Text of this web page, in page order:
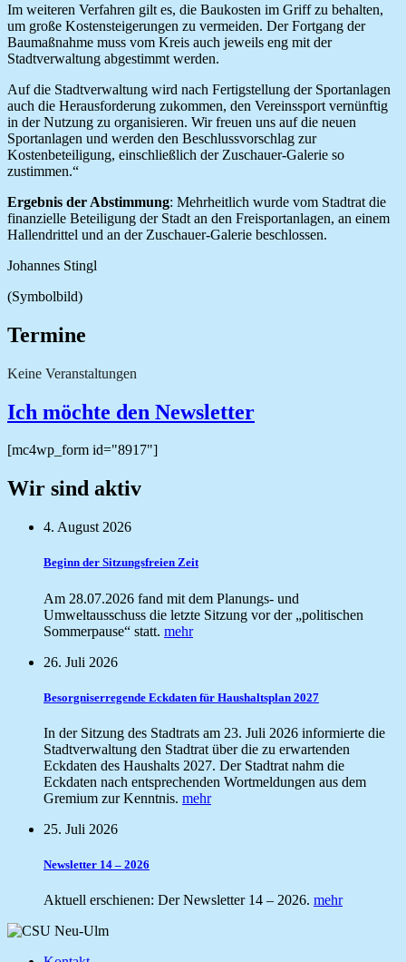
Im weiteren Verfahren gilt es, die Baukosten im Griff zu behalten,
um große Kostensteigerungen zu vermeiden. Der Fortgang der
Baumaßnahme muss vom Kreis auch jeweils eng mit der
Stadtverwaltung abgestimmt werden.
Auf die Stadtverwaltung wird nach Fertigstellung der Sportanlagen
auch die Herausforderung zukommen, den Vereinssport vernünftig
in der Nutzung zu organisieren. Wir freuen uns auf die neuen
Sportanlagen und werden den Beschlussvorschlag zur
Kostenbeteiligung, einschließlich der Zuschauer-Galerie so
zustimmen.“
Ergebnis der Abstimmung: Mehrheitlich wurde vom Stadtrat die
finanzielle Beteiligung der Stadt an den Freisportanlagen, an einem
Hallendrittel und an der Zuschauer-Galerie beschlossen.
Johannes Stingl
(Symbolbild)
Termine
Keine Veranstaltungen
Ich möchte den Newsletter
[mc4wp_form id="8917"]
Wir sind aktiv
4. August 2026
Beginn der Sitzungsfreien Zeit
Am 28.07.2026 fand mit dem Planungs- und
Umweltausschuss die letzte Sitzung vor der „politischen
Sommerpause“ statt. mehr
26. Juli 2026
Besorgniserregende Eckdaten für Haushaltsplan 2027
In der Sitzung des Stadtrats am 23. Juli 2026 informierte die
Stadtverwaltung den Stadtrat über die zu erwartenden
Eckdaten des Haushalts 2027. Der Stadtrat nahm die
Eckdaten nach entsprechenden Wortmeldungen aus dem
Gremium zur Kenntnis. mehr
25. Juli 2026
Newsletter 14 – 2026
Aktuell erschienen: Der Newsletter 14 – 2026. mehr